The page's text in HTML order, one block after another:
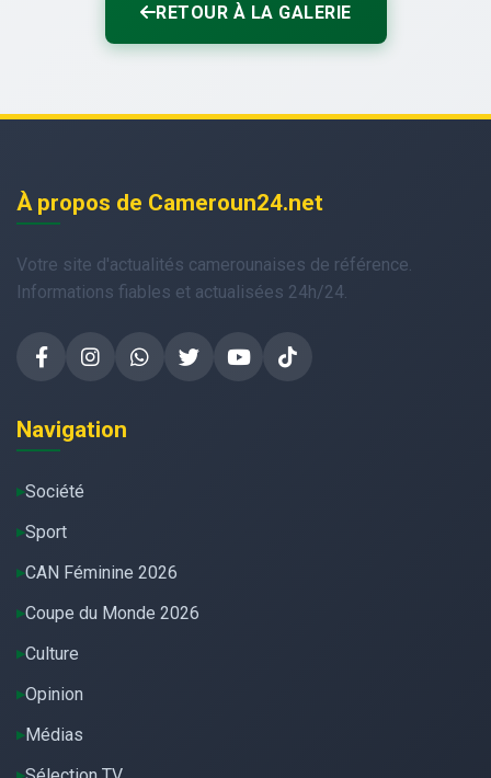
RETOUR À LA GALERIE
À propos de Cameroun24.net
Votre site d'actualités camerounaises de référence.
Informations fiables et actualisées 24h/24.
Navigation
Société
Sport
CAN Féminine 2026
Coupe du Monde 2026
Culture
Opinion
Médias